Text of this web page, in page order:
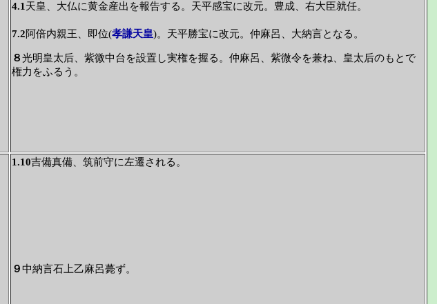
4.1 天皇、大仏に黄金産出を報告する。天平感宝に改元。豊成、右大臣就任。
7.2阿倍内親王、即位(孝謙天皇)。天平勝宝に改元。仲麻呂、大納言となる。
８光明皇太后、紫微中台を設置し実権を握る。仲麻呂、紫微令を兼ね、皇太后のもとで
権力をふるう。
1.10吉備真備、筑前守に左遷される。
９中納言石上乙麻呂薨ず。